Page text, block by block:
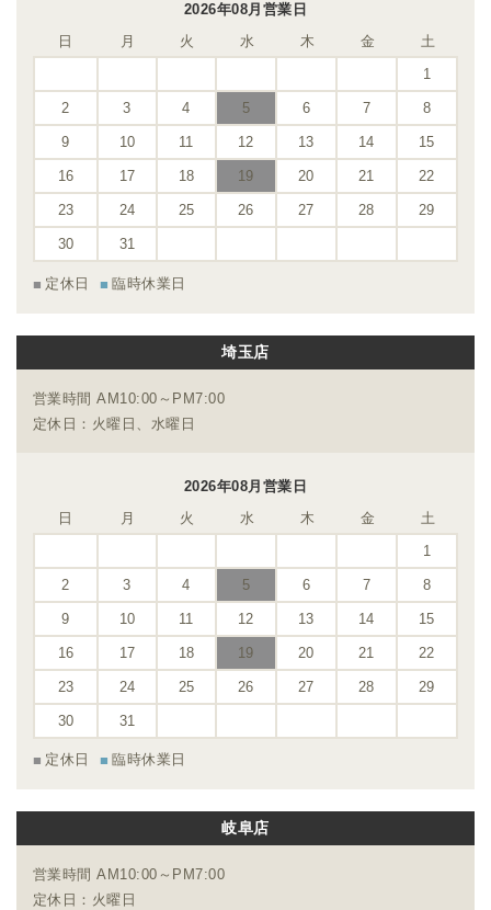
2026年08月営業日
日
月 火 水 木 金
土
1
2 3 4 5 6 7 8
9 10 11 12 13 14 15
16 17 18 19 20 21 22
23 24 25 26 27 28 29
30 31
定休日 臨時休業日
埼玉店
営業時間 AM10:00～PM7:00
定休日：火曜日、水曜日
2026年08月営業日
日
月 火 水 木 金
土
1
2 3 4 5 6 7 8
9 10 11 12 13 14 15
16 17 18 19 20 21 22
23 24 25 26 27 28 29
30 31
定休日 臨時休業日
岐阜店
営業時間 AM10:00～PM7:00
定休日：火曜日